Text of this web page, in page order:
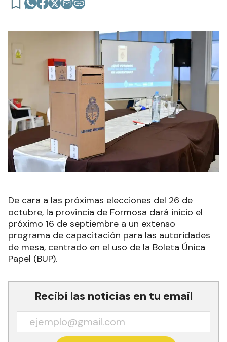
De cara a las próximas elecciones del 26 de
octubre, la provincia de Formosa dará inicio el
próximo 16 de septiembre a un extenso
programa de capacitación para las autoridades
de mesa, centrado en el uso de la Boleta Única
Papel (BUP).
Recibí las noticias en tu email